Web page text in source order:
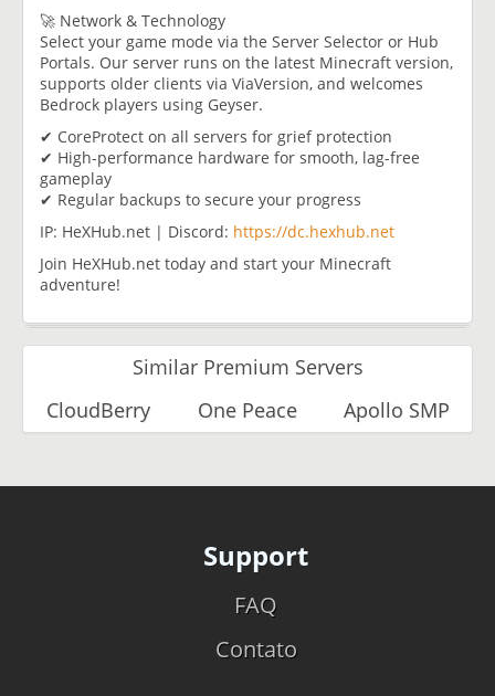
🚀 Network & Technology
Select your game mode via the Server Selector or Hub
Portals. Our server runs on the latest Minecraft version,
supports older clients via ViaVersion, and welcomes
Bedrock players using Geyser.
✔ CoreProtect on all servers for grief protection
✔ High-performance hardware for smooth, lag-free
gameplay
✔ Regular backups to secure your progress
IP: HeXHub.net | Discord: https://dc.hexhub.net
Join HeXHub.net today and start your Minecraft
adventure!
Similar Premium Servers
CloudBerry
One Peace Apollo SMP
Support
FAQ
Contato